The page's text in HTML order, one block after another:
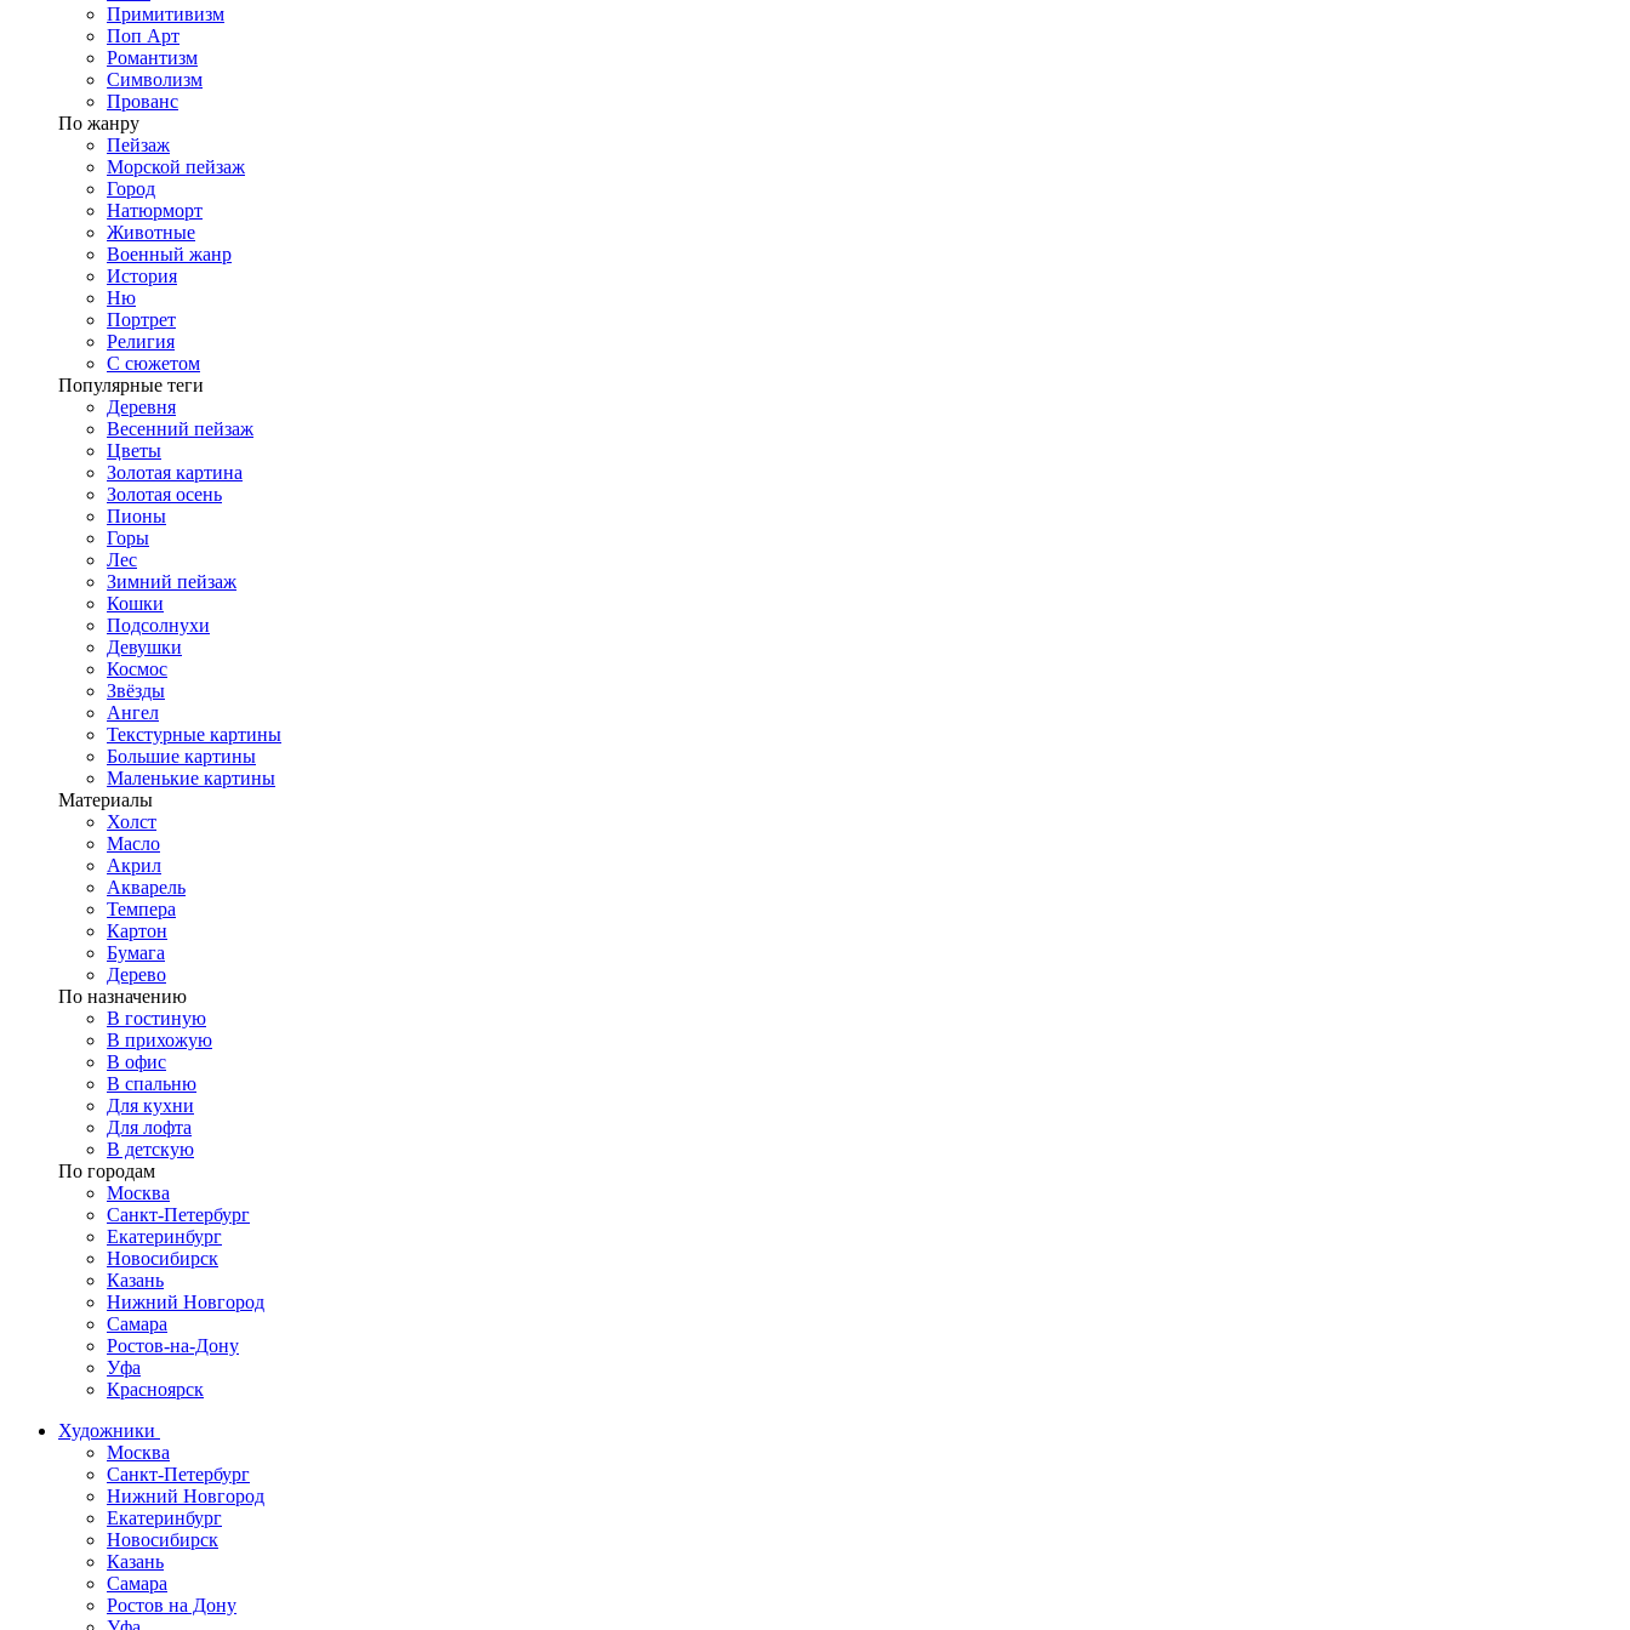
Примитивизм
Поп Арт
Романтизм
Символизм
Прованс
По жанру
Пейзаж
Морской пейзаж
Город
Натюрморт
Животные
Военный жанр
История
Ню
Портрет
Религия
С сюжетом
Популярные теги
Деревня
Весенний пейзаж
Цветы
Золотая картина
Золотая осень
Пионы
Горы
Лес
Зимний пейзаж
Кошки
Подсолнухи
Девушки
Космос
Звёзды
Ангел
Текстурные картины
Большие картины
Маленькие картины
Материалы
Холст
Масло
Акрил
Акварель
Темпера
Картон
Бумага
Дерево
По назначению
В гостиную
В прихожую
В офис
В спальню
Для кухни
Для лофта
В детскую
По городам
Москва
Санкт-Петербург
Екатеринбург
Новосибирск
Казань
Нижний Новгород
Самара
Ростов-на-Дону
Уфа
Красноярск
Художники
Москва
Санкт-Петербург
Нижний Новгород
Екатеринбург
Новосибирск
Казань
Самара
Ростов на Дону